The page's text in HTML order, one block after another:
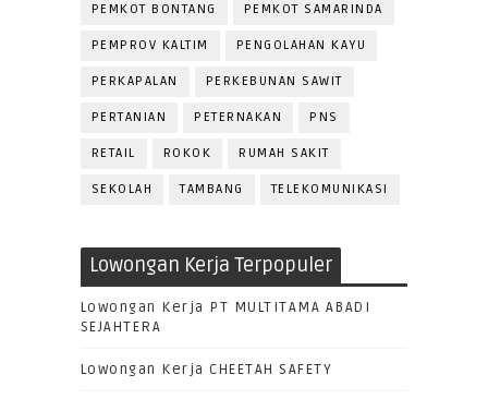
PEMKOT BONTANG PEMKOT SAMARINDA
PEMPROV KALTIM PENGOLAHAN KAYU
PERKAPALAN PERKEBUNAN SAWIT
PERTANIAN PETERNAKAN PNS
RETAIL ROKOK RUMAH SAKIT
SEKOLAH TAMBANG TELEKOMUNIKASI
Lowongan Kerja Terpopuler
Lowongan Kerja PT MULTITAMA ABADI
SEJAHTERA
Lowongan Kerja CHEETAH SAFETY